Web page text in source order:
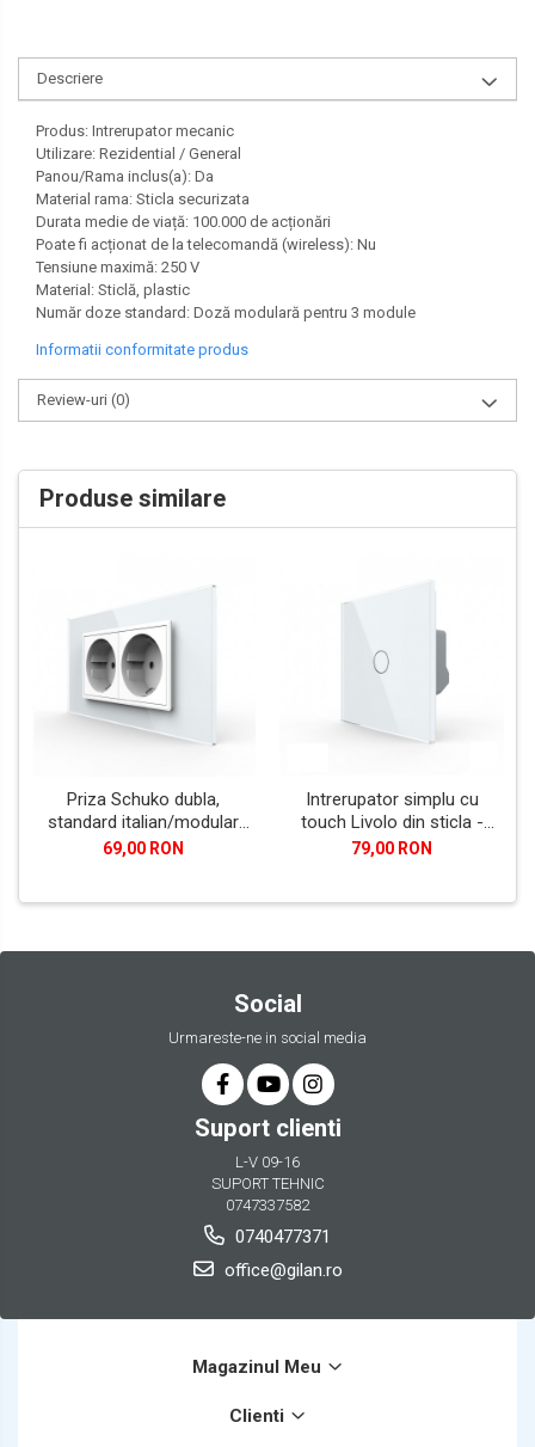
Descriere
Produs: Intrerupator mecanic
Utilizare: Rezidential / General
Panou/Rama inclus(a): Da
Material rama: Sticla securizata
Durata medie de viață: 100.000 de acționări
Poate fi acționat de la telecomandă (wireless): Nu
Tensiune maximă: 250 V
Material: Sticlă, plastic
Număr doze standard: Doză modulară pentru 3 module
Informatii conformitate produs
Review-uri (0)
Produse similare
Priza Schuko dubla,
standard italian/modular
4M
69,00 RON
Intrerupator simplu cu
touch Livolo din sticla -
Generatia Noua
79,00 RON
Social
Urmareste-ne in social media
Suport clienti
L-V 09-16
SUPORT TEHNIC
0747337582
0740477371
office@gilan.ro
Magazinul Meu
Clienti